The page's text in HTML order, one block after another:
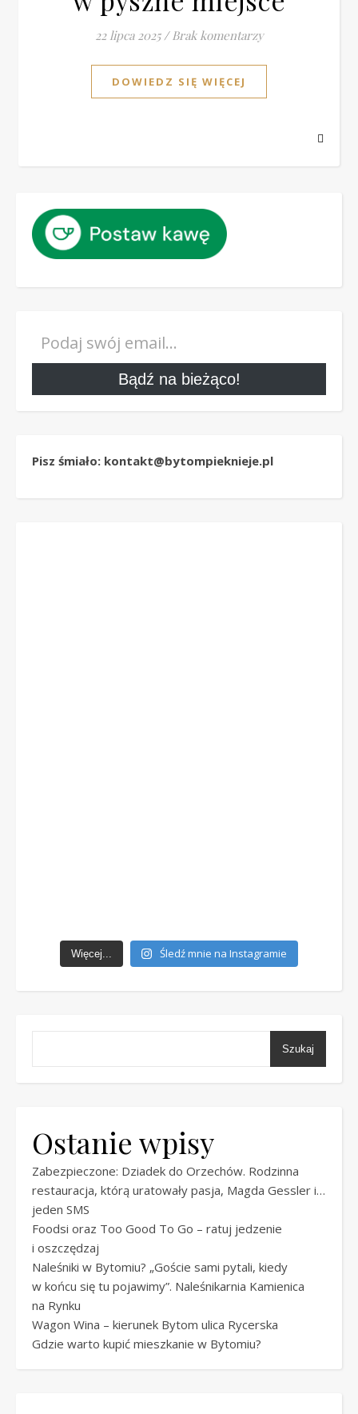
22 lipca 2025 / Brak komentarzy
DOWIEDZ SIĘ WIĘCEJ
Bądź na bieżąco!
Pisz śmiało: kontakt@bytompieknieje.pl
Więcej... Śledź mnie na Instagramie
Szukaj
Ostanie wpisy
Zabezpieczone: Dziadek do Orzechów. Rodzinna
restauracja, którą uratowały pasja, Magda Gessler i…
jeden SMS
Foodsi oraz Too Good To Go – ratuj jedzenie
i oszczędzaj
Naleśniki w Bytomiu? „Goście sami pytali, kiedy
w końcu się tu pojawimy”. Naleśnikarnia Kamienica
na Rynku
Wagon Wina – kierunek Bytom ulica Rycerska
Gdzie warto kupić mieszkanie w Bytomiu?